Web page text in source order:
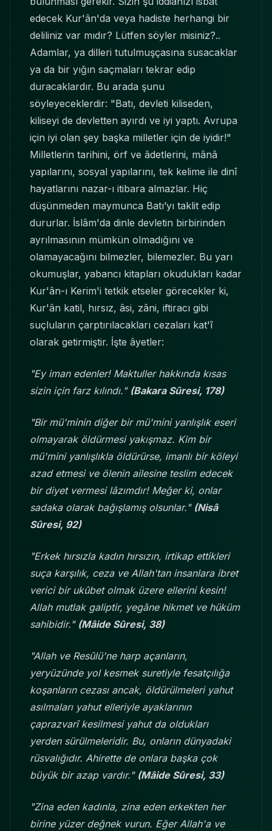
edecek Kur'ân'da veya hadiste herhangi bir
deliliniz var mıdır? Lütfen söyler misiniz?..
Adamlar, ya dilleri tutulmuşçasına susacaklar
ya da bir yığın saçmaları tekrar edip
duracaklardır. Bu arada şunu
söyleyeceklerdir: "Batı, devleti kiliseden,
kiliseyi de devletten ayırdı ve iyi yaptı. Avrupa
için iyi olan şey başka milletler için de iyidir!"
Milletlerin tarihini, örf ve âdetlerini, mânâ
yapılarını, sosyal yapılarını, tek kelime ile dinî
hayatlarını nazar-ı itibara almazlar. Hiç
düşünmeden maymunca Batı’yı taklit edip
dururlar. İslâm'da dinle devletin birbirinden
ayrılmasının mümkün olmadığını ve
olamayacağını bilmezler, bilemezler. Bu yarı
okumuşlar, yabancı kitapları okudukları kadar
Kur'ân-ı Kerim'i tetkik etseler görecekler ki,
Kur'ân katil, hırsız, âsi, zâni, iftiracı gibi
suçluların çarptırılacakları cezaları kat'î
olarak getirmiştir. İşte âyetler:
"Ey iman edenler! Maktuller hakkında kısas
sizin için farz kılındı." (Bakara Sûresi, 178)
"Bir mü'minin diğer bir mü'mini yanlışlık eseri
olmayarak öldürmesi yakışmaz. Kim bir
mü'mini yanlışlıkla öldürürse, imanlı bir köleyi
azad etmesi ve ölenin ailesine teslim edecek
bir diyet vermesi lâzımdır! Meğer ki, onlar
sadaka olarak bağışlamış olsunlar." (Nisâ
Sûresi, 92)
"Erkek hırsızla kadın hırsızın, irtikap ettikleri
suça karşılık, ceza ve Allah'tan insanlara ibret
verici bir ukûbet olmak üzere ellerini kesin!
Allah mutlak galiptir, yegâne hikmet ve hüküm
sahibidir." (Mâide Sûresi, 38)
"Allah ve Resûlü'ne harp açanların,
yeryüzünde yol kesmek suretiyle fesatçılığa
koşanların cezası ancak, öldürülmeleri yahut
asılmaları yahut elleriyle ayaklarının
çaprazvarî kesilmesi yahut da oldukları
yerden sürülmeleridir. Bu, onların dünyadaki
rüsvalığıdır. Ahirette de onlara başka çok
büyük bir azap vardır." (Mâide Sûresi, 33)
"Zina eden kadınla, zina eden erkekten her
birine yüzer değnek vurun. Eğer Allah'a ve